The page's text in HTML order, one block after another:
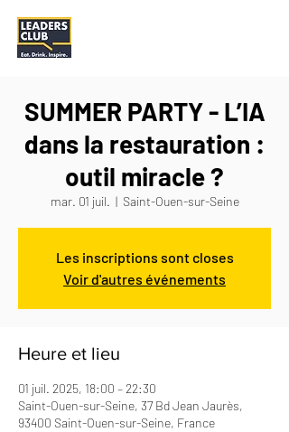
SUMMER PARTY - L’IA
dans la restauration :
outil miracle ?
mar. 01 juil.
  |
Saint-Ouen-sur-Seine
Les inscriptions sont closes
Voir d'autres événements
Heure et lieu
01 juil. 2025, 18:00 – 22:30
Saint-Ouen-sur-Seine, 37 Bd Jean Jaurès,
93400 Saint-Ouen-sur-Seine, France